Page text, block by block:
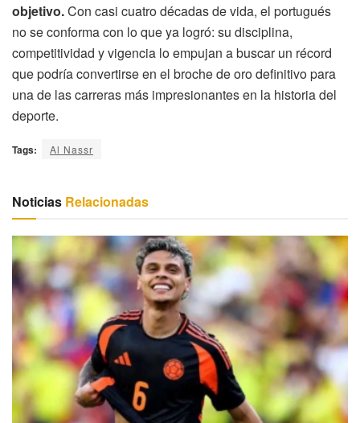
objetivo.Con casi cuatro décadas de vida, el portugués
no se conforma con lo que ya logró: su disciplina,
competitividad y vigencia lo empujan a buscar un récord
que podría convertirse en el broche de oro definitivo para
una de las carreras más impresionantes en la historia del
deporte.
Tags: Al Nassr
Noticias Relacionadas